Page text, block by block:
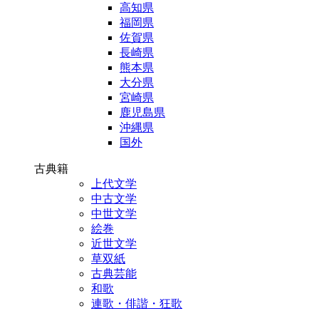
高知県
福岡県
佐賀県
長崎県
熊本県
大分県
宮崎県
鹿児島県
沖縄県
国外
古典籍
上代文学
中古文学
中世文学
絵巻
近世文学
草双紙
古典芸能
和歌
連歌・俳諧・狂歌